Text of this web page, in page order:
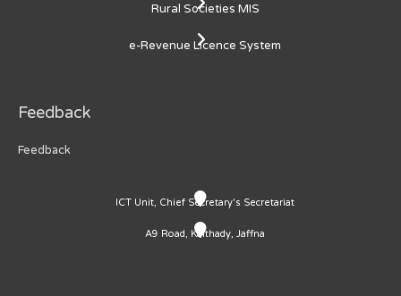
Rural Societies MIS
e-Revenue Licence System
Feedback
Feedback
ICT Unit, Chief Secretary's Secretariat
A9 Road, Kaithady, Jaffna